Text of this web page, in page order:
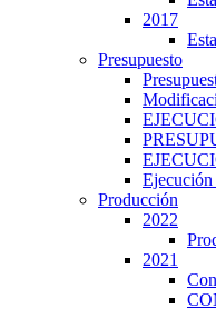
2017
Presupuesto
Ejecución
Producción
2022
2021